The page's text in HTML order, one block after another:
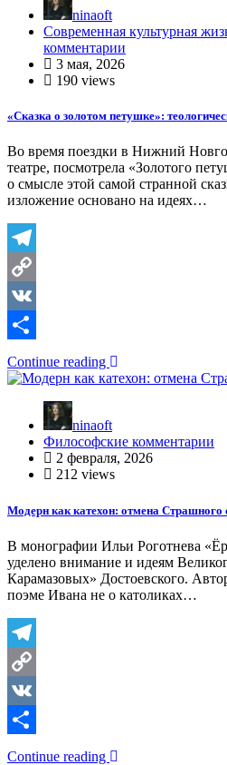
ninaoft
Современная культурная
комментарии
3 мая, 2026
190 views
«Сказка о золотом петушке»:
Во время поездки в Нижний
театре, посмотрела «Золотого
о смысле этой самой странной
изложение основано на идеях…
Telegram
Copy
Link
VK
Отправить
Continue reading
ninaoft
Философские комментарии
2 февраля, 2026
212 views
Модерн как катехон: отмена Страшного
В монографии Ильи Роготнева
уделено внимание и идеям
Карамазовых» Достоевского.
поэме Ивана не о католиках…
Telegram
Copy
Link
VK
Отправить
Continue reading